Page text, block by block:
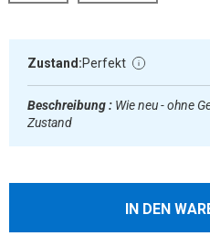
Zustand:Perfekt
Beschreibung : Wie neu - ohne
Zustand
IN DEN